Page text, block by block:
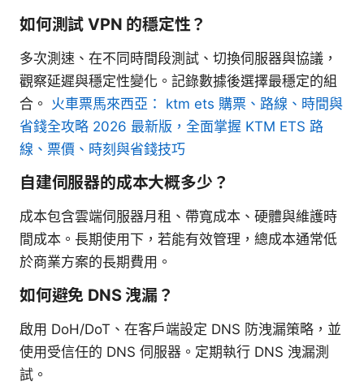
如何測試 VPN 的穩定性？
多次測速、在不同時間段測試、切換伺服器與協議，
觀察延遲與穩定性變化。記錄數據後選擇最穩定的組
合。 火車票馬來西亞： ktm ets 購票、路線、時間與
省錢全攻略 2026 最新版，全面掌握 KTM ETS 路
線、票價、時刻與省錢技巧
自建伺服器的成本大概多少？
成本包含雲端伺服器月租、帶寬成本、硬體與維護時
間成本。長期使用下，若能有效管理，總成本通常低
於商業方案的長期費用。
如何避免 DNS 洩漏？
啟用 DoH/DoT、在客戶端設定 DNS 防洩漏策略，並
使用受信任的 DNS 伺服器。定期執行 DNS 洩漏測
試。